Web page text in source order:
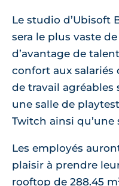
Le studio d’Ubisoft
sera le plus vaste
d’avantage de
confort aux salariés
de travail agréables
une salle de
Twitch ainsi
Les employés
plaisir à prendre
rooftop de 288.45